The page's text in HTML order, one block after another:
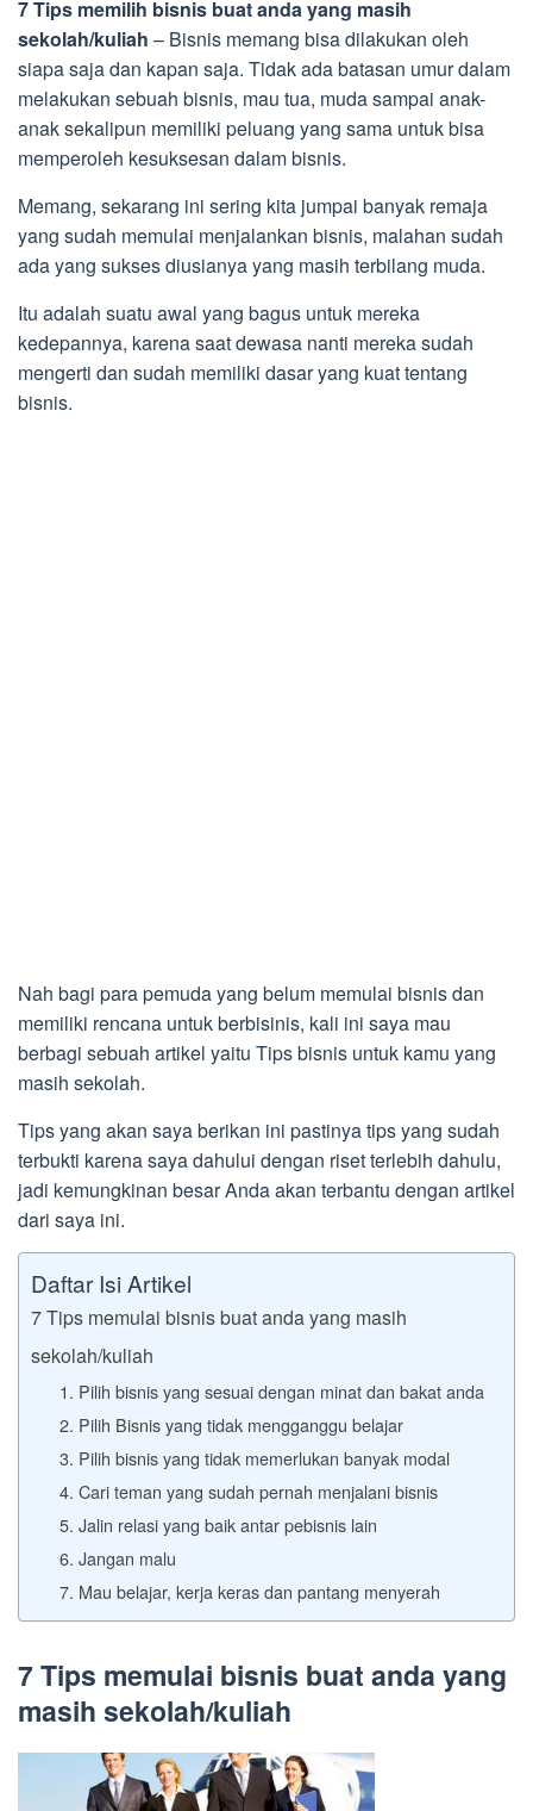
7 Tips memilih bisnis buat anda yang masih
sekolah/kuliah – Bisnis memang bisa dilakukan oleh
siapa saja dan kapan saja. Tidak ada batasan umur dalam
melakukan sebuah bisnis, mau tua, muda sampai anak-
anak sekalipun memiliki peluang yang sama untuk bisa
memperoleh kesuksesan dalam bisnis.
Memang, sekarang ini sering kita jumpai banyak remaja
yang sudah memulai menjalankan bisnis, malahan sudah
ada yang sukses diusianya yang masih terbilang muda.
Itu adalah suatu awal yang bagus untuk mereka
kedepannya, karena saat dewasa nanti mereka sudah
mengerti dan sudah memiliki dasar yang kuat tentang
bisnis.
Nah bagi para pemuda yang belum memulai bisnis dan
memiliki rencana untuk berbisinis, kali ini saya mau
berbagi sebuah artikel yaitu Tips bisnis untuk kamu yang
masih sekolah.
Tips yang akan saya berikan ini pastinya tips yang sudah
terbukti karena saya dahului dengan riset terlebih dahulu,
jadi kemungkinan besar Anda akan terbantu dengan artikel
dari saya ini.
Daftar Isi Artikel
7 Tips memulai bisnis buat anda yang masih
sekolah/kuliah
1. Pilih bisnis yang sesuai dengan minat dan bakat anda
2. Pilih Bisnis yang tidak mengganggu belajar
3. Pilih bisnis yang tidak memerlukan banyak modal
4. Cari teman yang sudah pernah menjalani bisnis
5. Jalin relasi yang baik antar pebisnis lain
6. Jangan malu
7. Mau belajar, kerja keras dan pantang menyerah
7 Tips memulai bisnis buat anda yang
masih sekolah/kuliah